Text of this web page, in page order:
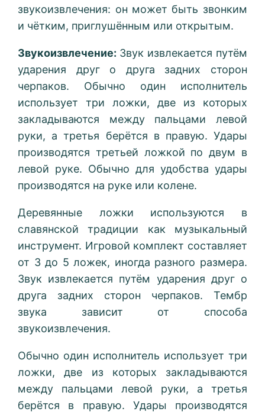
звукоизвлечения: он может быть звонким
и чётким, приглушённым или открытым.
Звукоизвлечение: Звук извлекается путём
ударения друг о друга задних сторон
черпаков. Обычно один исполнитель
использует три ложки, две из которых
закладываются между пальцами левой
руки, а третья берётся в правую. Удары
производятся третьей ложкой по двум в
левой руке. Обычно для удобства удары
производятся на руке или колене.
Деревянные ложки используются в
славянской традиции как музыкальный
инструмент. Игровой комплект составляет
от 3 до 5 ложек, иногда разного размера.
Звук извлекается путём ударения друг о
друга задних сторон черпаков. Тембр
звука зависит от способа
звукоизвлечения.
Обычно один исполнитель использует три
ложки, две из которых закладываются
между пальцами левой руки, а третья
берётся в правую. Удары производятся